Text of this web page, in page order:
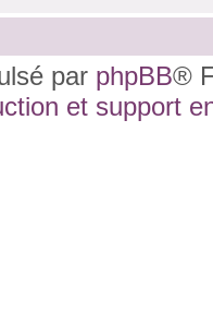
par phpBB®
et support